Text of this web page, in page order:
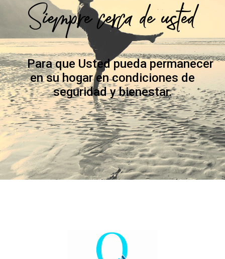
Siempre cerca de usted
Para que Usted pueda permanecer
en su hogar en condiciones de
seguridad y bienestar.